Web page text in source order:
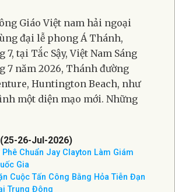
Giáo Việt nam hải ngoại
đại lễ phong Á Thánh,
7, tại Tắc Sậy, Việt Nam Sáng
7 năm 2026, Thánh đường
Huntington Beach, như
một diện mạo mới. Những
26-Jul-2026)
Chuẩn Jay Clayton Làm Giám
Gia
Cuộc Tấn Công Bằng Hỏa Tiễn Đạn
Trung Đông